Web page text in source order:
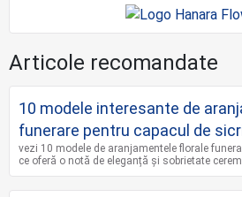
Articole recomandate
10 modele interesante de
funerare pentru capacul de
vezi 10 modele de aranjamentele florale
ce oferă o notă de eleganță și sobrietate